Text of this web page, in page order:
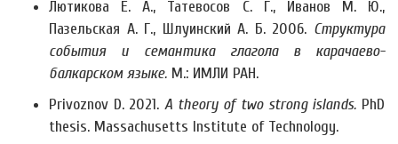
Лютикова Е. А., Татевосов С. Г., Иванов М. Ю.,
Пазельская А. Г., Шлуинский А. Б. 2006. Структура
события и семантика глагола в карачаево-
балкарском языке. М.: ИМЛИ РАН.
Privoznov D. 2021. A theory of two strong islands. PhD
thesis. Massachusetts Institute of Technology.